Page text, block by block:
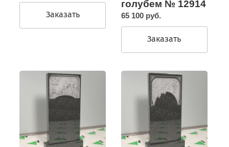
Заказать
голубем № 12914
65 100 руб.
Заказать